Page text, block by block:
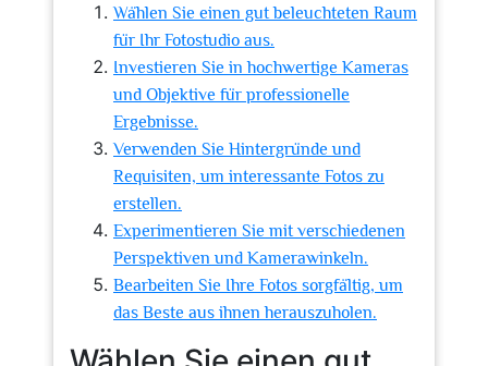
Wählen Sie einen gut beleuchteten Raum
für Ihr Fotostudio aus.
Investieren Sie in hochwertige Kameras
und Objektive für professionelle
Ergebnisse.
Verwenden Sie Hintergründe und
Requisiten, um interessante Fotos zu
erstellen.
Experimentieren Sie mit verschiedenen
Perspektiven und Kamerawinkeln.
Bearbeiten Sie Ihre Fotos sorgfältig, um
das Beste aus ihnen herauszuholen.